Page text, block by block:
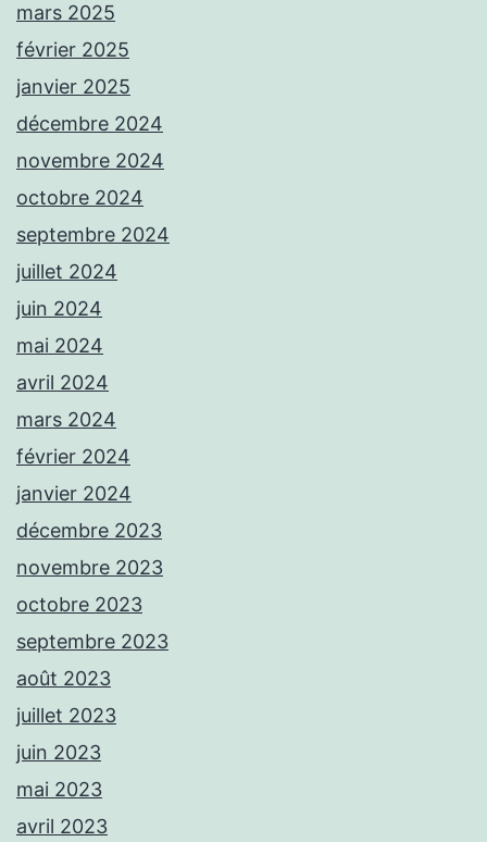
mars 2025
février 2025
janvier 2025
décembre 2024
novembre 2024
octobre 2024
septembre 2024
juillet 2024
juin 2024
mai 2024
avril 2024
mars 2024
février 2024
janvier 2024
décembre 2023
novembre 2023
octobre 2023
septembre 2023
août 2023
juillet 2023
juin 2023
mai 2023
avril 2023